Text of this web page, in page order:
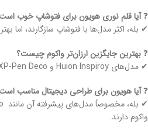
❓آیا قلم نوری هویون برای فتوشاپ خوب
✔ بله، اکثر مدل‌ها با فتوشاپ سازگارند، اما
❓بهترین جایگزین ارزان‌تر واکوم چیست؟
✔ مدل‌های Huion Inspiroy و XP-Pen Deco انتخاب‌های خوبی هستند.
❓آیا هویون برای طراحی دیجیتال مناسب
واکوم دارند.